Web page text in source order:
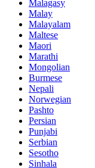
Malagasy
Malay
Malayalam
Maltese
Maori
Marathi
Mongolian
Burmese
Nepali
Norwegian
Pashto
Persian
Punjabi
Serbian
Sesotho
Sinhala